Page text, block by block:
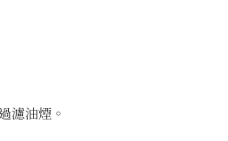
濾油煙。